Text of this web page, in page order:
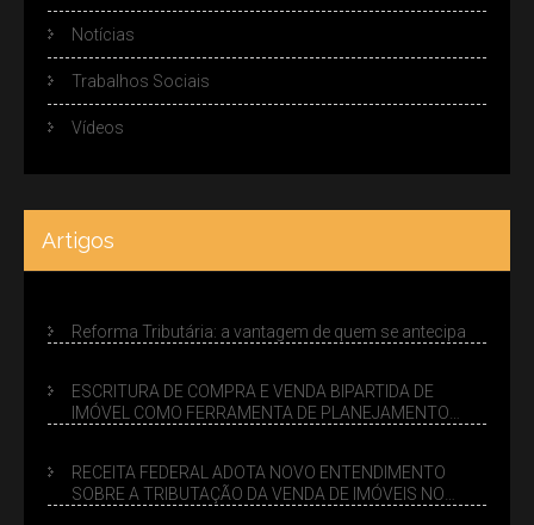
Notícias
Trabalhos Sociais
Vídeos
Artigos
Reforma Tributária: a vantagem de quem se antecipa
ESCRITURA DE COMPRA E VENDA BIPARTIDA DE
IMÓVEL COMO FERRAMENTA DE PLANEJAMENTO
RECEITA FEDERAL ADOTA NOVO ENTENDIMENTO
SOBRE A TRIBUTAÇÃO DA VENDA DE IMÓVEIS NO